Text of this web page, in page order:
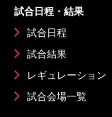
試合日程・結果
試合日程
試合結果
レギュレーション
試合会場一覧